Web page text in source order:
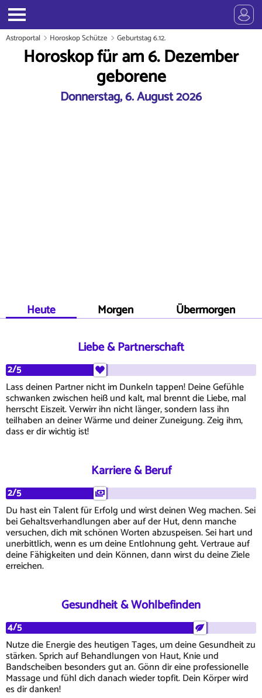
Astroportal Horoskop Schütze Geburtstag 6.12.
Horoskop für am 6. Dezember
geborene
Donnerstag, 6. August 2026
Heute Morgen Übermorgen
Liebe & Partnerschaft
2/5
Lass deinen Partner nicht im Dunkeln tappen! Deine Gefühle
schwanken zwischen heiß und kalt, mal brennt die Liebe, mal
herrscht Eiszeit. Verwirr ihn nicht länger, sondern lass ihn
teilhaben an deiner Wärme und deiner Zuneigung. Zeig ihm,
dass er dir wichtig ist!
Karriere & Beruf
2/5
Du hast ein Talent für Erfolg und wirst deinen Weg machen. Sei
bei Gehaltsverhandlungen aber auf der Hut, denn manche
versuchen, dich mit schönen Worten abzuspeisen. Sei hart und
unerbittlich, wenn es um deine Entlohnung geht. Vertraue auf
deine Fähigkeiten und dein Können, dann wirst du deine Ziele
erreichen.
Gesundheit & Wohlbefinden
4/5
Nutze die Energie des heutigen Tages, um deine Gesundheit zu
stärken. Sprich auf Behandlungen von Haut, Knie und
Bandscheiben besonders gut an. Gönn dir eine professionelle
Massage und fühl dich danach wieder topfit. Dein Körper wird
es dir danken!